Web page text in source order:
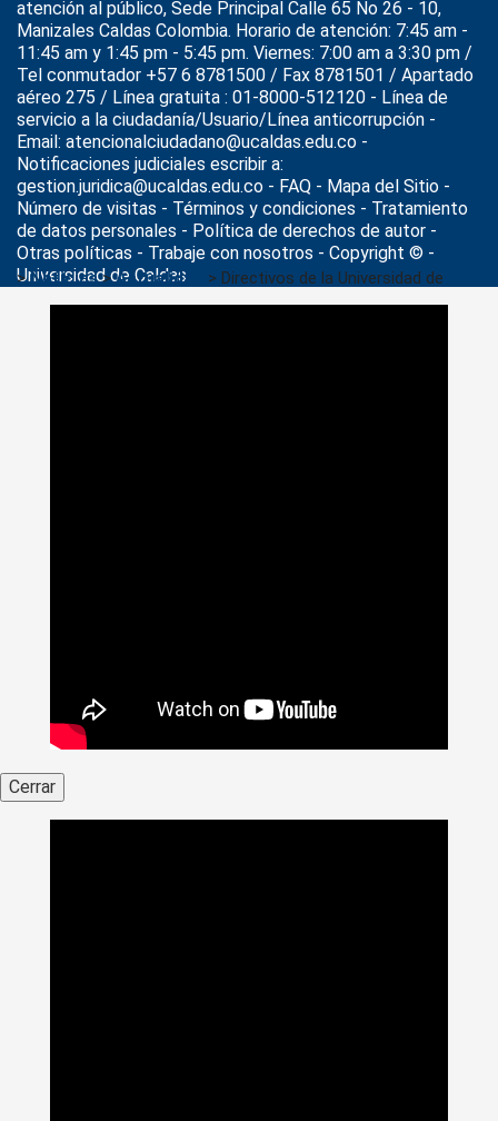
>Noticias>Actualidad > Directivos de la Universidad de
Caldas se reunieron con autoridades y gremios de Honda,
atención al público, Sede Principal Calle 65 No 26 - 10,
Manizales Caldas Colombia. Horario de atención: 7:45 am -
11:45 am y 1:45 pm - 5:45 pm. Viernes: 7:00 am a 3:30 pm /
Tel conmutador +57 6 8781500 / Fax 8781501 / Apartado
aéreo 275 / Línea gratuita : 01-8000-512120 - Línea de
servicio a la ciudadanía/Usuario/Línea anticorrupción -
Email: atencionalciudadano@ucaldas.edu.co -
Notificaciones judiciales escribir a:
gestion.juridica@ucaldas.edu.co - FAQ - Mapa del Sitio -
Número de visitas - Términos y condiciones - Tratamiento
de datos personales - Política de derechos de autor -
Otras políticas - Trabaje con nosotros - Copyright © -
Universidad de Caldas
Cerrar